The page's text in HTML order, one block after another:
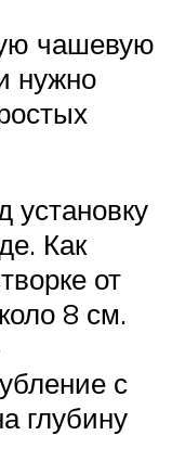
чашевую
нужно
установку
Как
от
8 см.
с
глубину